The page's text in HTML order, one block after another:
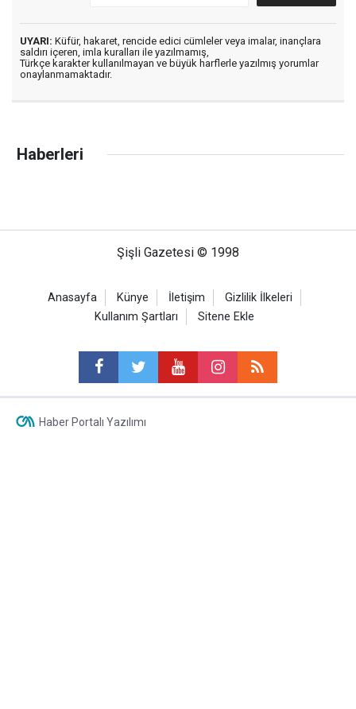
UYARI: Küfür, hakaret, rencide edici cümleler veya imalar, inançlara
saldırı içeren, imla kuralları ile yazılmamış,
Türkçe karakter kullanılmayan ve büyük harflerle yazılmış yorumlar
onaylanmamaktadır.
Haberleri
Şişli Gazetesi © 1998
Anasayfa Künye İletişim
Gizlilik İlkeleri
Kullanım Şartları
Sitene Ekle
Haber Portalı Yazılımı